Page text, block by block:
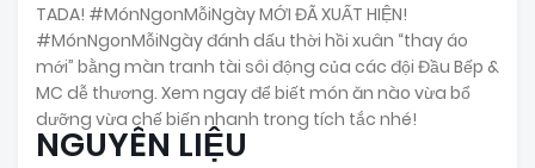
TADA! #MónNgonMỗiNgày MỚI ĐÃ XUẤT HIỆN!
#MónNgonMỗiNgày đánh dấu thời hồi xuân “thay áo
mới” bằng màn tranh tài sôi động của các đội Đầu Bếp &
MC dễ thương. Xem ngay để biết món ăn nào vừa bổ
dưỡng vừa chế biến nhanh trong tích tắc nhé!
NGUYÊN LIỆU